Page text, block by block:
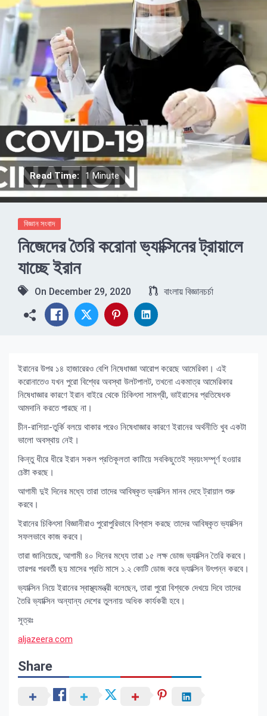
Read Time: 1 Minute
বিজ্ঞান সংবাদ
নিজেদের তৈরি করোনা ভ্যাক্সিনের ট্রায়ালে
যাচ্ছে ইরান
On December 29, 2020 বাংলায় বিজ্ঞানচর্চা
ইরানের উপর ১৪ হাজারেরও বেশি নিষেধাজ্ঞা আরোপ করেছে আমেরিকা। এই
করোনাতেও যখন পুরো বিশ্বের অবস্থা উলটপালট, তখনো একমাত্র আমেরিকার
নিষেধাজ্ঞার কারণে ইরান বাইরে থেকে চিকিৎসা সামগ্রী, ভাইরাসের প্রতিষেধক
আমদানি করতে পারছে না।
চীন-রাশিয়া-তুর্কি বলয়ে থাকার পরেও নিষেধাজ্ঞার কারণে ইরানের অর্থনীতি খুব একটা
ভালো অবস্থায় নেই।
কিন্তু ধীরে ধীরে ইরান সকল প্রতিকূলতা কাটিয়ে সবকিছুতেই স্বয়ংসম্পূর্ণ হওয়ার
চেষ্টা করছে।
আগামী দুই দিনের মধ্যে তারা তাদের আবিষ্কৃত ভ্যাক্সিন মানব দেহে ট্রায়াল শুরু
করবে।
ইরানের চিকিৎসা বিজ্ঞানীরাও পুরোপুরিভাবে বিশ্বাস করছে তাদের আবিষ্কৃত ভ্যাক্সিন
সফলভাবে কাজ করবে।
তারা জানিয়েছে, আগামী ৪০ দিনের মধ্যে তারা ১৫ লক্ষ ডোজ ভ্যাক্সিন তৈরি করবে।
তারপর পরবর্তী ছয় মাসের প্রতি মাসে ১.২ কোটি ডোজ করে ভ্যাক্সিন উৎপন্ন করবে।
ভ্যাক্সিন নিয়ে ইরানের স্বাস্থ্যমন্ত্রী বলেছেন, তারা পুরো বিশ্বকে দেখয়ে দিবে তাদের
তৈরি ভ্যাক্সিন অন্যান্য দেশের তুলনায় অধিক কার্যকরী হবে।
সূত্রঃ
aljazeera.com
Share